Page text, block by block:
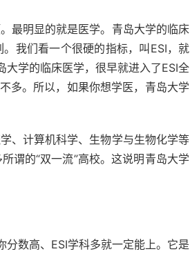
最明显的就是医学。青岛大学的临床
我们看一个很硬的指标，叫ESI，就
大学的临床医学，很早就进入了ESI全
多。所以，如果你想学医，青岛大学
、计算机科学、生物学与生物化学等
谓的“双一流”高校。这说明青岛大学
分数高、ESI学科多就一定能上。它是